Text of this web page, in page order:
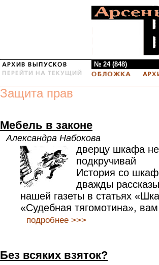
№ 24 (848)
Защита прав
Мебель в законе
Александра Набокова
дверцу шкафа
подкручивай
История со
дважды
нашей газеты в статьях
«Судебная тягомотина»,
подробнее >>>
Без всяких взяток?